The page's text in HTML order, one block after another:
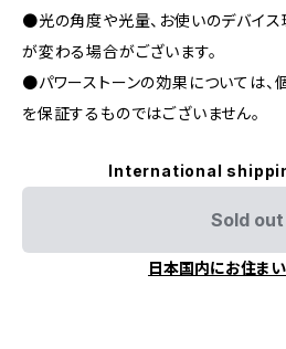
●光の角度や光量、お使いのデバイス
が変わる場合がございます。
●パワーストーンの効果については、
を保証するものではございません。
International
Sold out
日本国内にお住ま